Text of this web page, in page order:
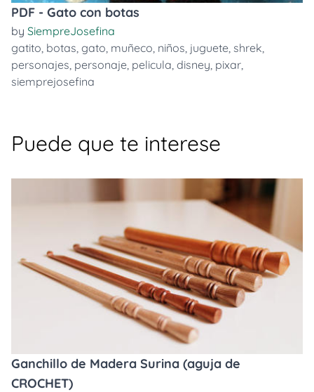
PDF - Gato con botas
by SiempreJosefina
gatito, botas, gato, muñeco, niños, juguete, shrek,
personajes, personaje, pelicula, disney, pixar,
siemprejosefina
Puede que te interese
Ganchillo de Madera Surina (aguja de
CROCHET)